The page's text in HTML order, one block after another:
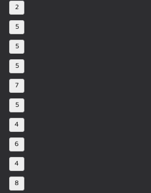
2
5
5
5
7
5
4
6
4
8